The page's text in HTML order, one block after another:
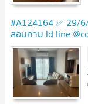
#A124164 ✅ 29/
สอบถาม ld line